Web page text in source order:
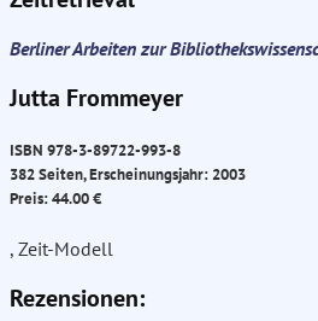
Berliner Arbeiten zur
Jutta Frommeyer
ISBN 978-3-89722-993-8
382 Seiten, Erscheinungsjahr: 2003
Preis: 44.00 €
, Zeit-Modell
Rezensionen: